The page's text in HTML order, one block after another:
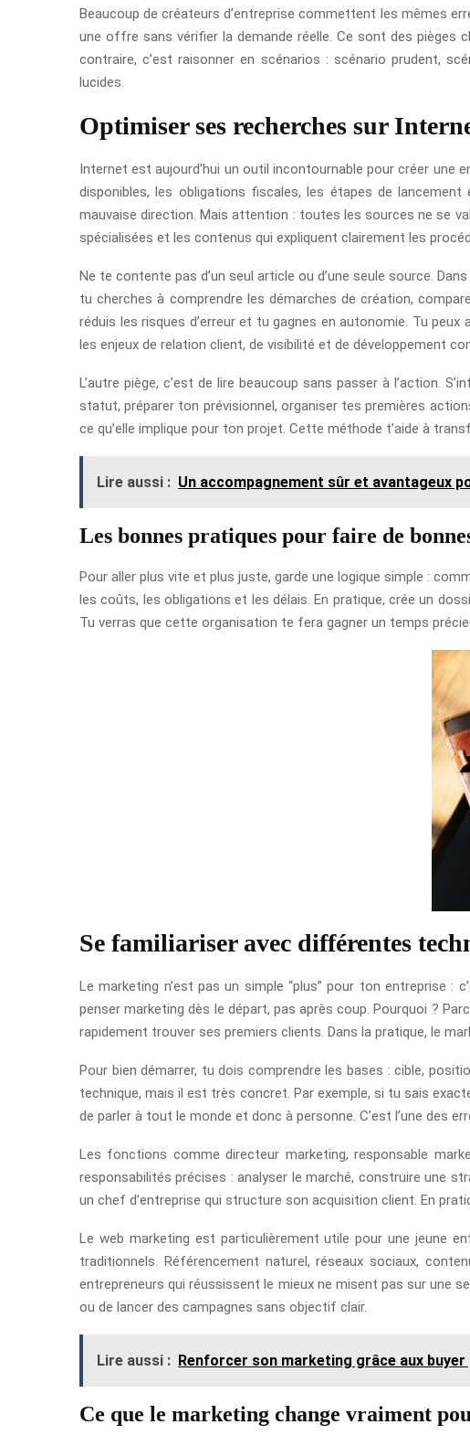
Beaucoup de créateurs d’entreprise commettent les mêmes
une offre sans vérifier la demande réelle. Ce sont des pièges
contraire, c’est raisonner en scénarios : scénario prudent,
lucides.
Optimiser ses recherches sur
Internet est aujourd’hui un outil incontournable pour créer
disponibles, les obligations fiscales, les étapes de
mauvaise direction. Mais attention : toutes les sources ne se
spécialisées et les contenus qui expliquent clairement les
Ne te contente pas d’un seul article ou d’une seule source.
tu cherches à comprendre les démarches de création,
réduis les risques d’erreur et tu gagnes en autonomie. Tu
les enjeux de relation client, de visibilité et de développement
L’autre piège, c’est de lire beaucoup sans passer à l’action.
statut, préparer ton prévisionnel, organiser tes premières
ce qu’elle implique pour ton projet. Cette méthode t’aide à
Lire aussi : Un accompagnement sûr et avantageux
Les bonnes pratiques pour faire de
Pour aller plus vite et plus juste, garde une logique simple :
les coûts, les obligations et les délais. En pratique, crée un
Tu verras que cette organisation te fera gagner un temps
Se familiariser avec différentes
Le marketing n’est pas un simple “plus” pour ton entreprise
penser marketing dès le départ, pas après coup. Pourquoi ?
rapidement trouver ses premiers clients. Dans la pratique, le
Pour bien démarrer, tu dois comprendre les bases : cible,
technique, mais il est très concret. Par exemple, si tu sais
de parler à tout le monde et donc à personne. C’est l’une des
Les fonctions comme directeur marketing, responsable
responsabilités précises : analyser le marché, construire une
un chef d’entreprise qui structure son acquisition client. En
Le web marketing est particulièrement utile pour une jeune
traditionnels. Référencement naturel, réseaux sociaux,
entrepreneurs qui réussissent le mieux ne misent pas sur une
ou de lancer des campagnes sans objectif clair.
Lire aussi : Renforcer son marketing grâce aux buyer
Ce que le marketing change vraiment